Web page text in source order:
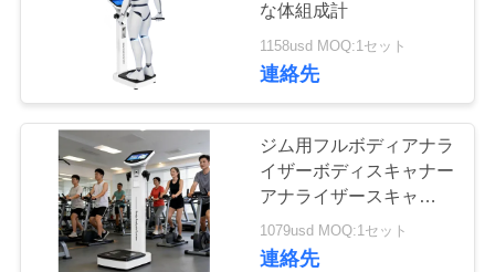
ビ
医学の高さおよび
重量のスケール
65
な体組成計
1158usd MOQ:1セット
連絡先
ジム用フルボディアナラ
イザーボディスキャナー
アナライザースキャナー
マシン人体組成測定脂肪
分析
1079usd MOQ:1セット
連絡先